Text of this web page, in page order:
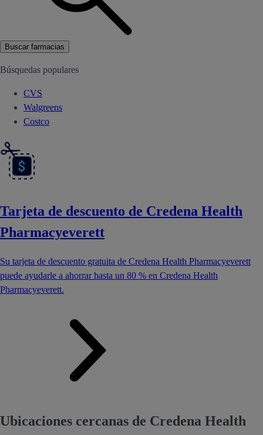
Buscar farmacias
Búsquedas populares
CVS
Walgreens
Costco
Tarjeta de descuento de Credena Health
Pharmacyeverett
Su tarjeta de descuento gratuita de Credena Health Pharmacyeverett
puede ayudarle a ahorrar hasta un 80 % en Credena Health
Pharmacyeverett.
Ubicaciones cercanas de Credena Health